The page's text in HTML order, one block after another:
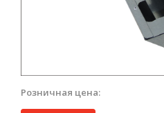
Розничная цена: